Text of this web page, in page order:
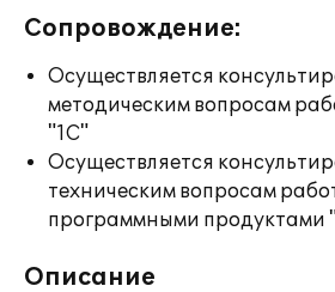
Сопровождение:
Осуществляется
методическим вопросам
"1С"
Осуществляется
техническим вопросам
программными продуктами
Описание